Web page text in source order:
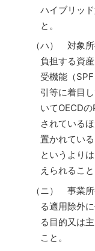
ハイブリッ
と。
（ハ） 対象
負担する資
受機能（
引等に着目
いてOECD
されている
置かれてい
というより
えられること
（ニ） 事業
る適用除外
る目的又は
こと。